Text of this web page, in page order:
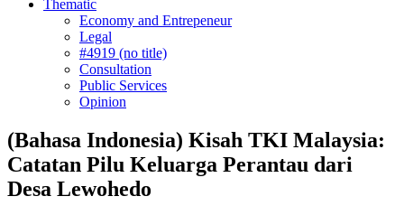
Thematic
Economy and Entrepeneur
Legal
#4919 (no title)
Consultation
Public Services
Opinion
(Bahasa Indonesia) Kisah TKI Malaysia:
Catatan Pilu Keluarga Perantau dari
Desa Lewohedo